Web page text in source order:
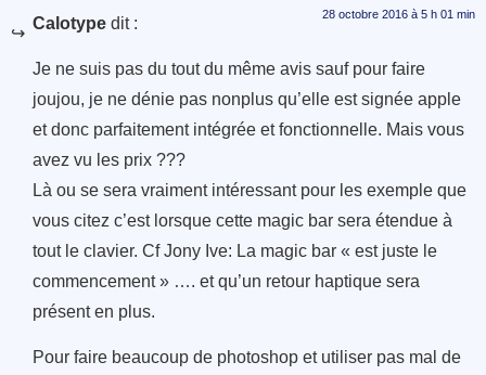
Calotype dit : 28 octobre 2016 à 5 h 01 min
Je ne suis pas du tout du même avis sauf pour faire
joujou, je ne dénie pas nonplus qu’elle est signée apple
et donc parfaitement intégrée et fonctionnelle. Mais vous
avez vu les prix ???
Là ou se sera vraiment intéressant pour les exemple que
vous citez c’est lorsque cette magic bar sera étendue à
tout le clavier. Cf Jony Ive: La magic bar « est juste le
commencement » …. et qu’un retour haptique sera
présent en plus.
Pour faire beaucoup de photoshop et utiliser pas mal de